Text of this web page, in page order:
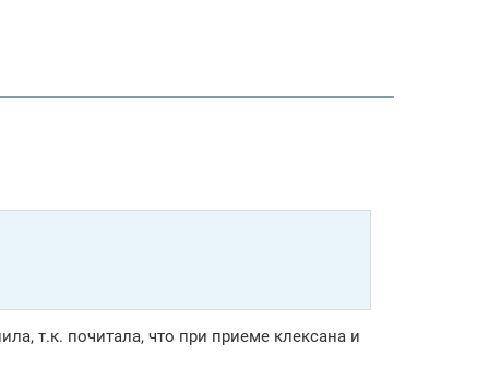
т.к. почитала, что при приеме клексана и